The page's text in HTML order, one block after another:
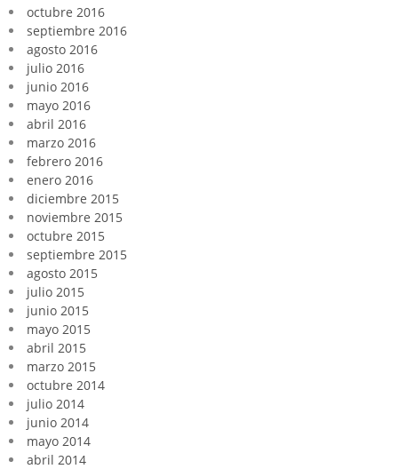
octubre 2016
septiembre 2016
agosto 2016
julio 2016
junio 2016
mayo 2016
abril 2016
marzo 2016
febrero 2016
enero 2016
diciembre 2015
noviembre 2015
octubre 2015
septiembre 2015
agosto 2015
julio 2015
junio 2015
mayo 2015
abril 2015
marzo 2015
octubre 2014
julio 2014
junio 2014
mayo 2014
abril 2014